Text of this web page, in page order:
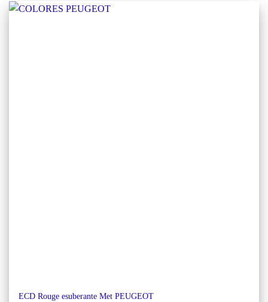
ECD Rouge esuberante Met PEUGEOT